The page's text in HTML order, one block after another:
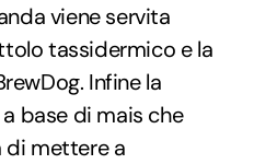
viene servita
tassidermico e la
Infine la
base di mais che
di mettere a